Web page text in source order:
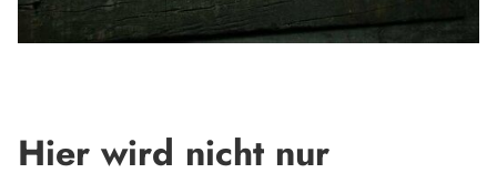
Hier wird nicht nur